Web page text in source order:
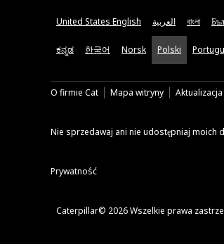
United States English العربية বাংলা
ಕನ್ನಡ 한국어 Norsk Polski
O firmie Cat Mapa witryny
Nie sprzedawaj ani nie udostępniaj moich
Prywatność
Caterpillar© 2026 Wszelkie prawa